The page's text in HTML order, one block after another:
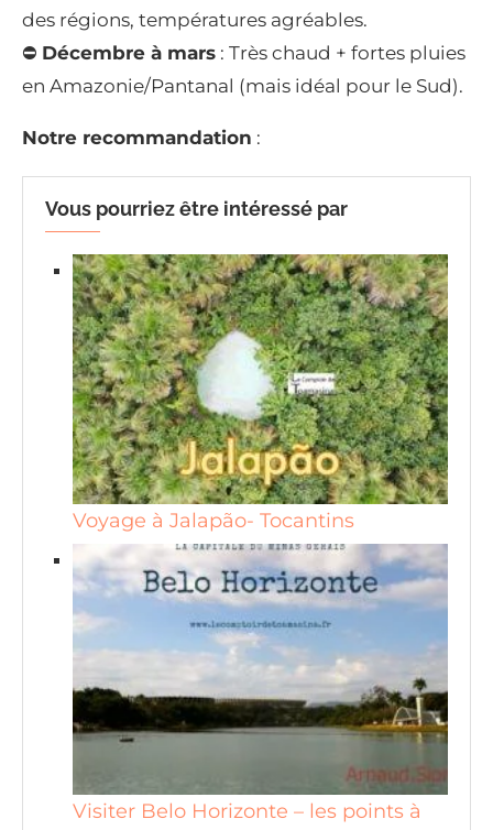
des régions, températures agréables.
⛔ Décembre à mars : Très chaud + fortes pluies
en Amazonie/Pantanal (mais idéal pour le Sud).
Notre recommandation :
Vous pourriez être intéressé par
Voyage à Jalapão- Tocantins
Visiter Belo Horizonte – les points à